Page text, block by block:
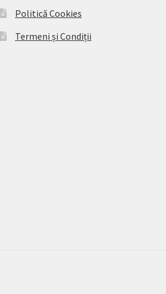
Politică Cookies
Termeni și Condiții